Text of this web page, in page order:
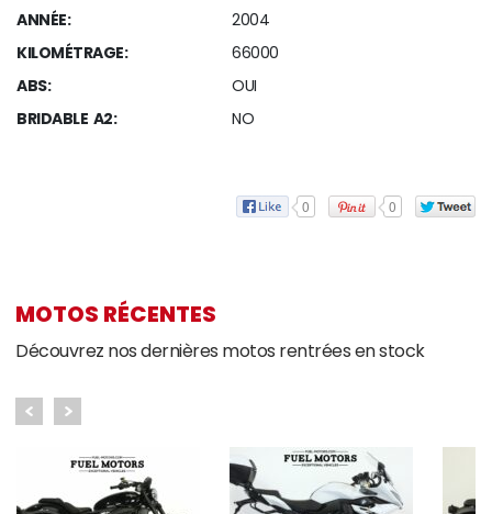
ANNÉE:
2004
KILOMÉTRAGE:
66000
ABS:
OUI
BRIDABLE A2:
NO
0 0
MOTOS RÉCENTES
Découvrez nos dernières motos rentrées en stock